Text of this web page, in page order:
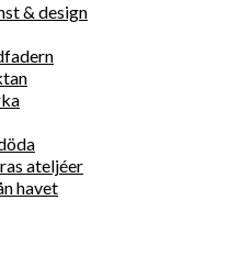
& design
ateljéer
havet